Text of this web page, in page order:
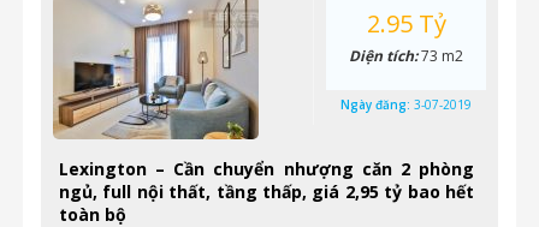
Lexington – Cần chuyển nhượng căn 2 phòng
ngủ, full nội thất, tầng thấp, giá 2,95 tỷ bao hết
toàn bộ
2.95 Tỷ
Diện tích:73 m2
Ngày đăng: 3-07-2019